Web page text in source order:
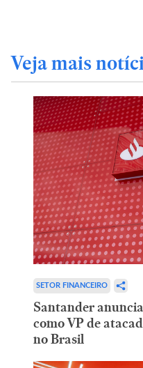
Veja mais
SETOR FINANCEIRO
Santander
como VP de
no Brasil